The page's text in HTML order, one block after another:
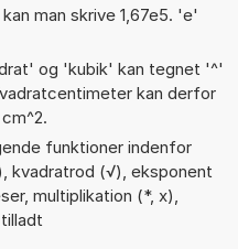
man skrive 1,67e5. 'e'
og 'kubik' kan tegnet '^'
kan derfor
funktioner indenfor
kvadratrod (√), eksponent
multiplikation (*, x),